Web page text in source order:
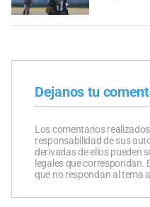
Dejanos tu
Los comentarios
responsabilidad de sus
derivadas de ellos pueden
legales que
que no respondan al tema